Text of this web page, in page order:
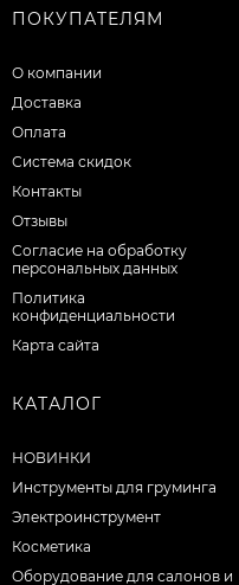
ПОКУПАТЕЛЯМ
О компании
Доставка
Оплата
Система скидок
Контакты
Отзывы
Согласие на обработку
персональных данных
Политика
конфиденциальности
Карта сайта
КАТАЛОГ
НОВИНКИ
Инструменты для груминга
Электроинструмент
Косметика
Оборудование для салонов и